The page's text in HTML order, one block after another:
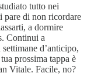
tutto nei
pare di non ricordare
a dormire
Continui a
d’anticipo,
prossima tappa è
Vitale. Facile, no?